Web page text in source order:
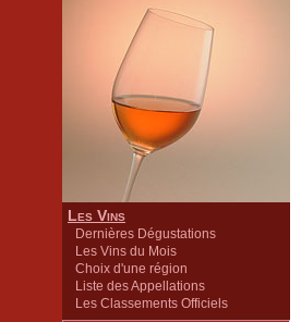
Les Vins
Dernières Dégustations
Les Vins du Mois
Choix d'une région
Liste des Appellations
Les Classements Officiels